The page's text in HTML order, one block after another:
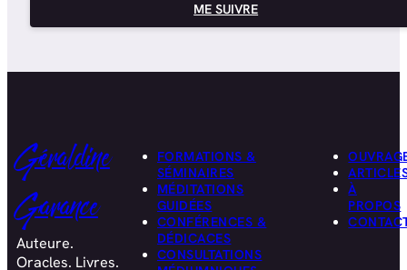
ME SUIVRE
Géraldine
Garance
Auteure.
Oracles. Livres.
FORMATIONS &
SÉMINAIRES
MÉDITATIONS
GUIDÉES
CONFÉRENCES &
DÉDICACES
CONSULTATIONS
À
PROPOS